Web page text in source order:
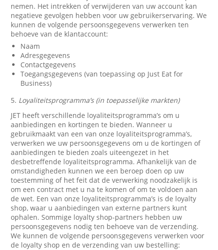
nemen. Het intrekken of verwijderen van uw account kan
negatieve gevolgen hebben voor uw gebruikerservaring. We
kunnen de volgende persoonsgegevens verwerken ten
behoeve van de klantaccount:
Naam
Adresgegevens
Contactgegevens
Toegangsgegevens (van toepassing op Just Eat for
Business)
5. Loyaliteitsprogramma’s (in toepasselijke markten)
JET heeft verschillende loyaliteitsprogramma’s om u
aanbiedingen en kortingen te bieden. Wanneer u
gebruikmaakt van een van onze loyaliteitsprogramma’s,
verwerken we uw persoonsgegevens om u de kortingen of
aanbiedingen te bieden zoals uiteengezet in het
desbetreffende loyaliteitsprogramma. Afhankelijk van de
omstandigheden kunnen we een beroep doen op uw
toestemming of het feit dat de verwerking noodzakelijk is
om een contract met u na te komen of om te voldoen aan
de wet. Een van onze loyaliteitsprogramma’s is de loyalty
shop, waar u aanbiedingen van externe partners kunt
ophalen. Sommige loyalty shop-partners hebben uw
persoonsgegevens nodig ten behoeve van de verzending.
We kunnen de volgende persoonsgegevens verwerken voor
de loyalty shop en de verzending van uw bestelling: